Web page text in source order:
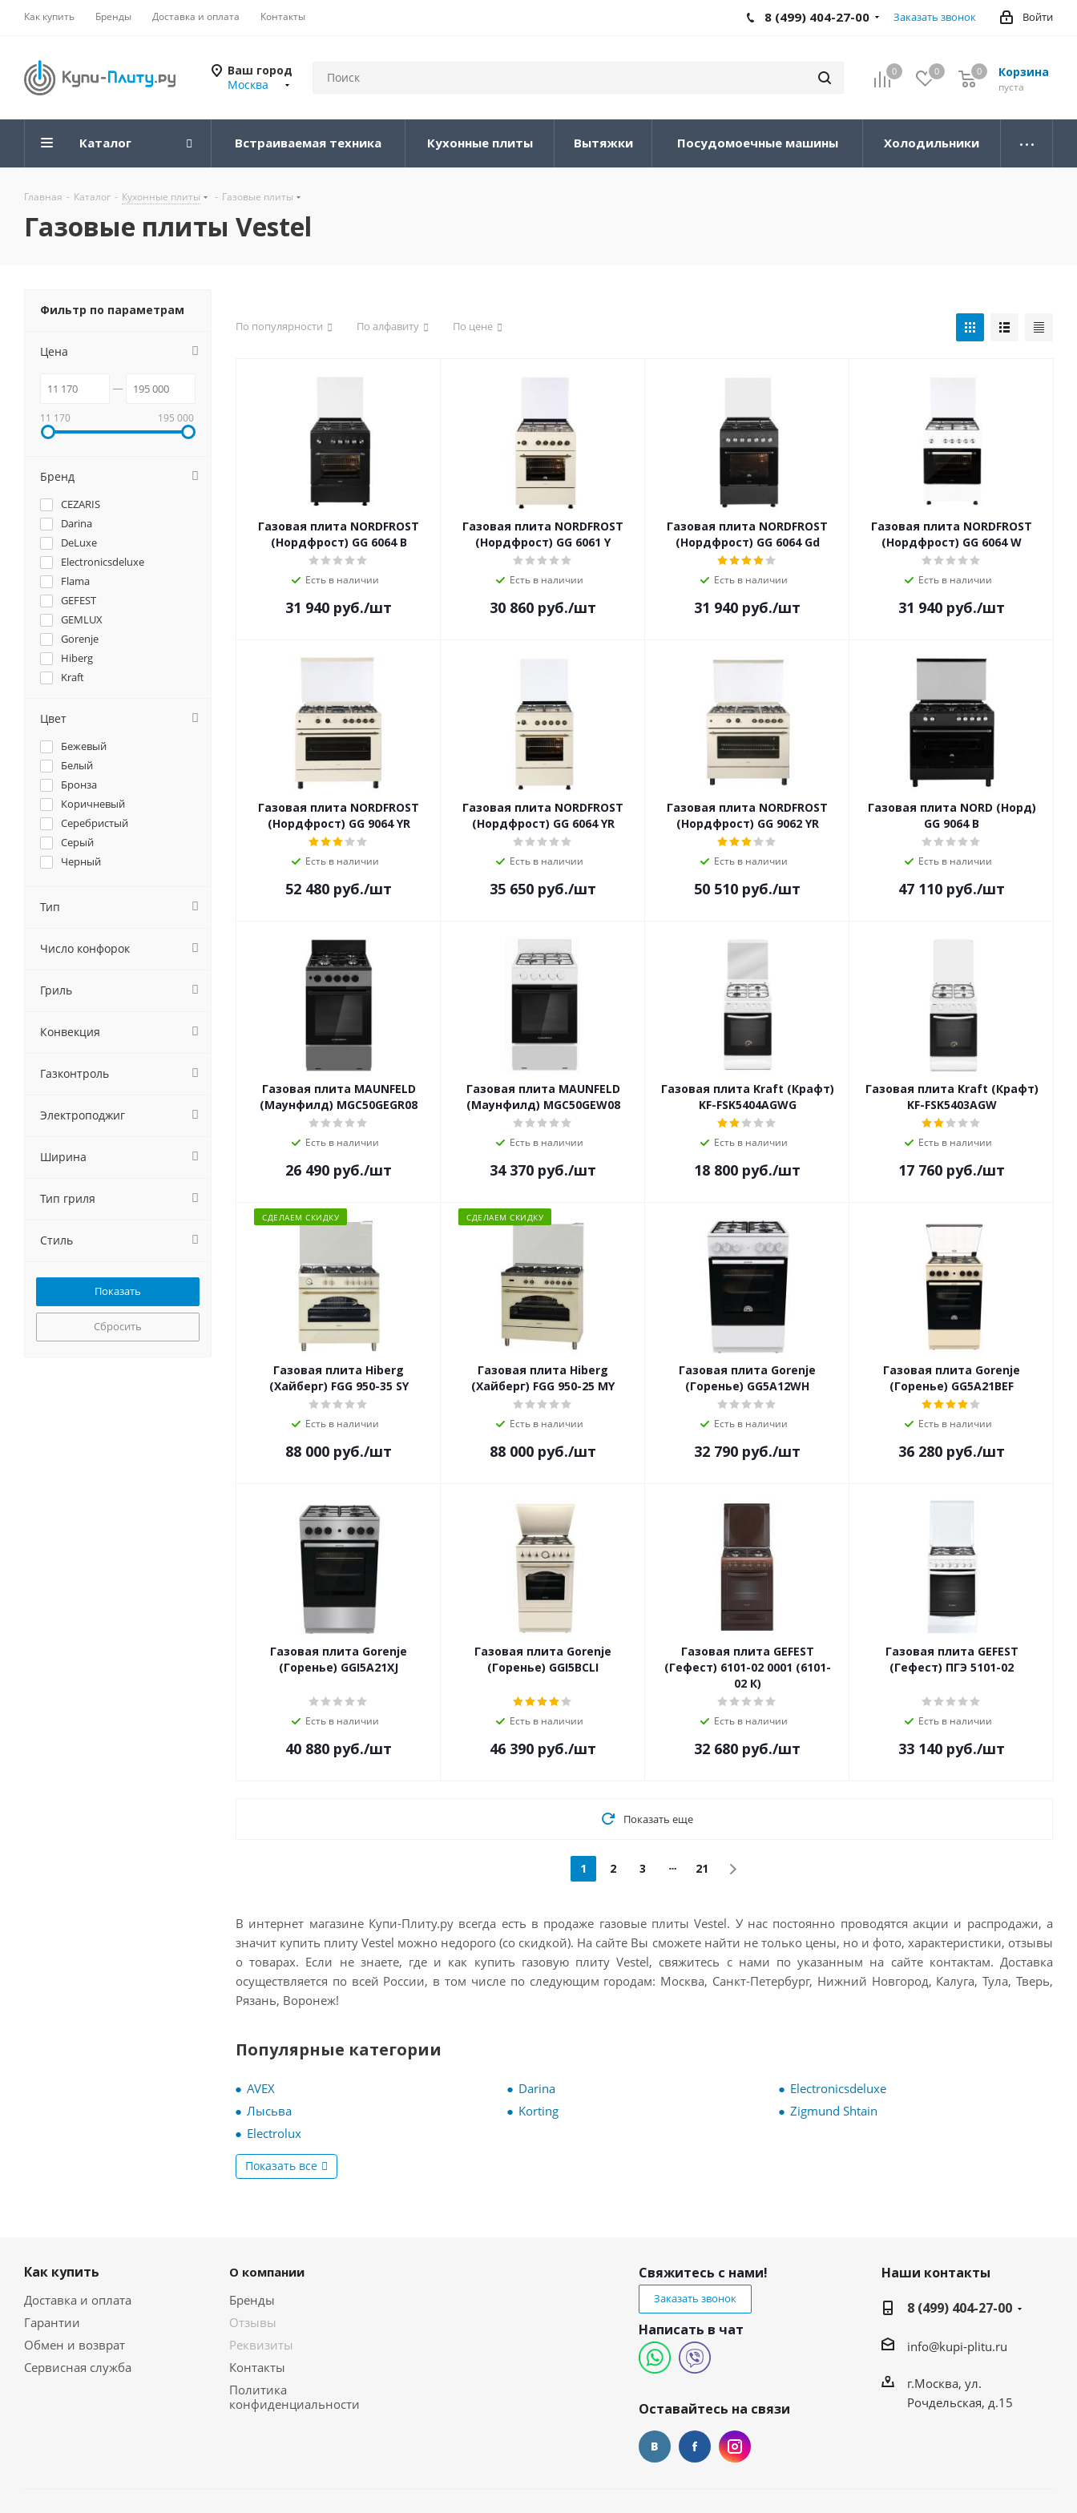
Как купить Бренды Доставка и оплата Контакты Войти
8 (499) 404-27-00 Заказать звонок
Ваш город
Москва
0 0 Корзина
0
пуста
0
Каталог Встраиваемая техника Кухонные плиты Вытяжки Посудомоечные машины Холодильники
Главная - Каталог - Кухонные плиты - Газовые плиты
Газовые плиты Vestel
По популярности По алфавиту По цене
Газовая плита NORDFROST
(Нордфрост) GG 6064 B
Есть в наличии
31 940 руб./шт
Газовая плита NORDFROST
(Нордфрост) GG 6061 Y
Есть в наличии
30 860 руб./шт
Газовая плита NORDFROST
(Нордфрост) GG 6064 Gd
Есть в наличии
31 940 руб./шт
Газовая плита NORDFROST
(Нордфрост) GG 6064 W
Есть в наличии
31 940 руб./шт
Газовая плита NORDFROST
(Нордфрост) GG 9064 YR
Есть в наличии
52 480 руб./шт
Газовая плита NORDFROST
(Нордфрост) GG 6064 YR
Есть в наличии
35 650 руб./шт
Газовая плита NORDFROST
(Нордфрост) GG 9062 YR
Есть в наличии
50 510 руб./шт
Газовая плита NORD (Норд)
GG 9064 B
Есть в наличии
47 110 руб./шт
Газовая плита MAUNFELD
(Маунфилд) MGC50GEGR08
Есть в наличии
26 490 руб./шт
Газовая плита MAUNFELD
(Маунфилд) MGC50GEW08
Есть в наличии
34 370 руб./шт
Газовая плита Kraft (Крафт)
KF-FSK5404AGWG
Есть в наличии
18 800 руб./шт
Газовая плита Kraft (Крафт)
KF-FSK5403AGW
Есть в наличии
17 760 руб./шт
СДЕЛАЕМ СКИДКУ
Газовая плита Hiberg
(Хайберг) FGG 950-35 SY
Есть в наличии
88 000 руб./шт
СДЕЛАЕМ СКИДКУ
Газовая плита Hiberg
(Хайберг) FGG 950-25 MY
Есть в наличии
88 000 руб./шт
Газовая плита Gorenje
(Горенье) GG5A12WH
Есть в наличии
32 790 руб./шт
Газовая плита Gorenje
(Горенье) GG5A21BEF
Есть в наличии
36 280 руб./шт
Газовая плита Gorenje
(Горенье) GGI5A21XJ
Есть в наличии
40 880 руб./шт
Газовая плита Gorenje
(Горенье) GGI5BCLI
Есть в наличии
46 390 руб./шт
Газовая плита GEFEST
(Гефест) 6101-02 0001 (6101-
02 К)
Есть в наличии
32 680 руб./шт
Газовая плита GEFEST
(Гефест) ПГЭ 5101-02
Есть в наличии
33 140 руб./шт
Показать еще
1 2 3 21
В интернет магазине Купи-Плиту.ру всегда есть в продаже газовые плиты Vestel. У нас постоянно проводятся акции и распродажи, а
значит купить плиту Vestel можно недорого (со скидкой). На сайте Вы сможете найти не только цены, но и фото, характеристики, отзывы
о товарах. Если не знаете, где и как купить газовую плиту Vestel, свяжитесь с нами по указанным на сайте контактам. Доставка
осуществляется по всей России, в том числе по следующим городам: Москва, Санкт-Петербург, Нижний Новгород, Калуга, Тула, Тверь,
Рязань, Воронеж!
Популярные категории
AVEX Darina
Electronicsdeluxe
Лысьва
Korting
Zigmund Shtain
Electrolux
Показать все
Фильтр по параметрам
Цена
11 170 195 000
Бренд
CEZARIS
Darina
DeLuxe
Electronicsdeluxe
Flama
GEFEST
GEMLUX
Gorenje
Hiberg
Kraft
NORDFROST
Weissgauff
Дарина
Лысьва
Цвет
Бежевый
Белый
Бронза
Коричневый
Серебристый
Серый
Черный
Тип
Число конфорок
Гриль
Конвекция
Газконтроль
Электроподжиг
Ширина
Тип гриля
Стиль
Сбросить
Как купить
Доставка и оплата
Гарантии
Обмен и возврат
Сервисная служба
О компании
Бренды
Отзывы
Реквизиты
Контакты
Политика
конфиденциальности
Свяжитесь с нами!
Заказать звонок
Написать в чат
Оставайтесь на связи
Наши контакты
8 (499) 404-27-00
info@kupi-plitu.ru
г.Москва, ул.
Рочдельская, д.15